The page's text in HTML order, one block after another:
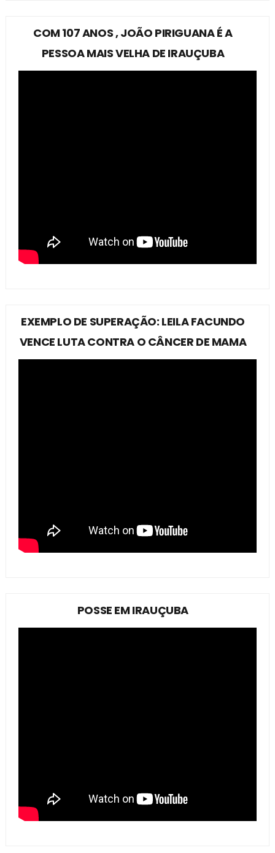
COM 107 ANOS , JOÃO PIRIGUANA É A
PESSOA MAIS VELHA DE IRAUÇUBA
EXEMPLO DE SUPERAÇÃO: LEILA FACUNDO
VENCE LUTA CONTRA O CÂNCER DE MAMA
POSSE EM IRAUÇUBA